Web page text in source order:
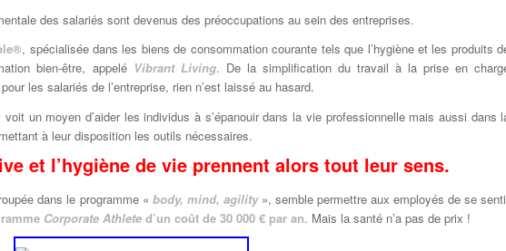
des salariés sont devenus des préoccupations au sein des entreprises.
, spécialisée dans les biens de consommation courante tels que l’hygiène et les produits
bien-être, appelé Vibrant Living. De la simplification du travail à la prise en
les salariés de l’entreprise, rien n’est laissé au hasard.
voit un moyen d’aider les individus à s’épanouir dans la vie professionnelle mais aussi dans
à leur disposition les outils nécessaires.
et l’hygiène de vie prennent alors tout leur sens.
dans le programme « body, mind, agility», semble permettre aux employés de se
Corporate Athlete d’un coût de 30 000 € par an. Mais la santé n’a pas de prix !